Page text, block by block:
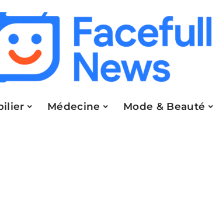
Médecine Mode & Beauté